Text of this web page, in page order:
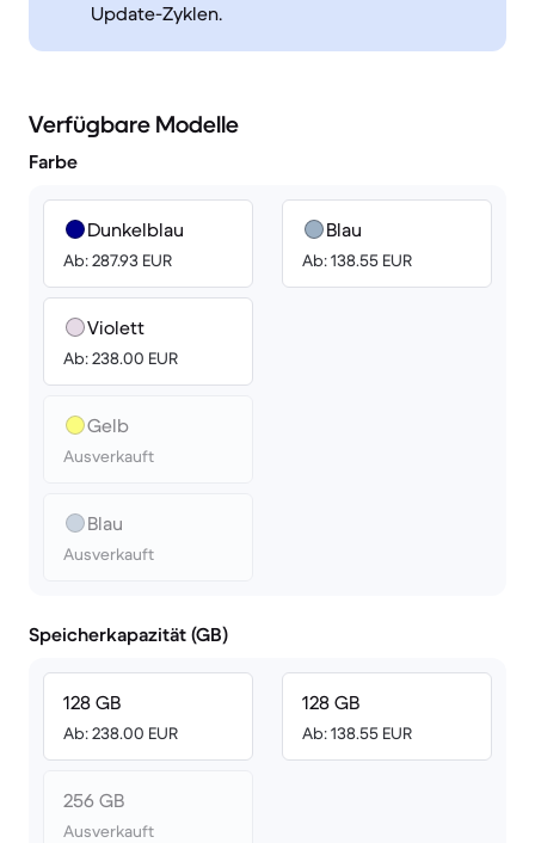
Update-Zyklen.
Verfügbare Modelle
Farbe
Dunkelblau
Ab: 287.93 EUR
Violett
Ab: 238.00 EUR
Gelb
Ausverkauft
Blau
Ausverkauft
Blau
Ab: 138.55 EUR
Speicherkapazität (GB)
128 GB
Ab: 238.00 EUR
256 GB
Ausverkauft
128 GB
Ab: 138.55 EUR